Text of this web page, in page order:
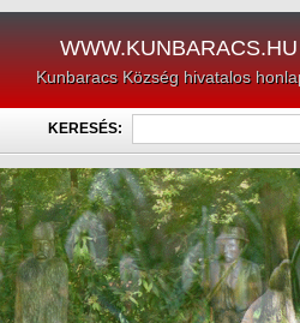
WWW.KUNBARACS.HU
Kunbaracs Község hivatalos
KERESÉS: